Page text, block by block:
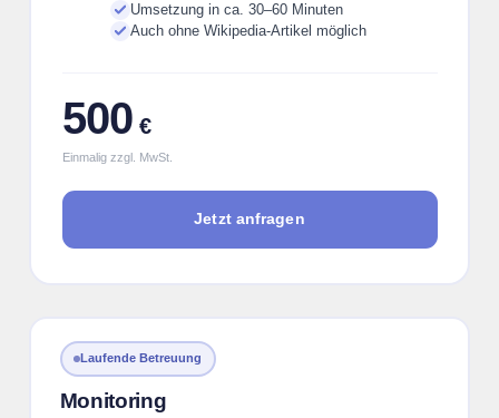
Umsetzung in ca. 30–60 Minuten
Auch ohne Wikipedia-Artikel möglich
500€
Einmalig zzgl. MwSt.
Jetzt anfragen
Laufende Betreuung
Monitoring